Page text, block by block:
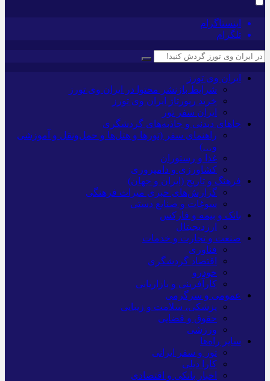
اینستاگرام
تلگرام
ایران وی تورز
شرایط بازنشر محتوا در ایران وی تورز
خرید رپورتاژ ایران وی تورز
ایران سفر تور
جاهای دیدنی و جاذبه‌های گردشگری
راهنمای سفر (تورها و هتل‌ها و حمل‌و‌نقل و آموزشی
و…)
غذا و رستوران
کشاورزی و دامپروری
فرهنگ و تاریخ (ایران و جهان)
گزارش‌های خبری میراث فرهنگی
سوغات و صنایع دستی
بانک و بیمه و فارکس
ارزدیجیتال
صنعت و تجارت و خدمات
فناوری
اقتصاد گردشگری
خودرو
کارآفرینی و بازاریابی
عمومی و سرگرمی
پزشکی، سلامت و زیبایی
حقوق و قضایی
ورزشی
سایر راه‌ها
تور و سفر ایرانی
کارا دیلی
اخبار بانکی و اقتصادی